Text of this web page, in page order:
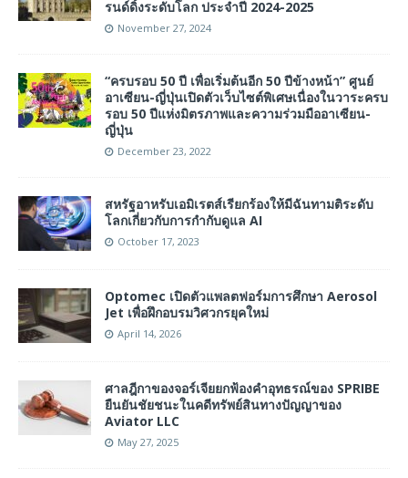
รนด์ดิ้งระดับโลก ประจำปี 2024-2025
November 27, 2024
“ครบรอบ 50 ปี เพื่อเริ่มต้นอีก 50 ปีข้างหน้า” ศูนย์
อาเซียน-ญี่ปุ่นเปิดตัวเว็บไซต์พิเศษเนื่องในวาระครบ
รอบ 50 ปีแห่งมิตรภาพและความร่วมมืออาเซียน-
ญี่ปุ่น
December 23, 2022
สหรัฐอาหรับเอมิเรตส์เรียกร้องให้มีฉันทามติระดับ
โลกเกี่ยวกับการกำกับดูแล AI
October 17, 2023
Optomec เปิดตัวแพลตฟอร์มการศึกษา Aerosol
Jet เพื่อฝึกอบรมวิศวกรยุคใหม่
April 14, 2026
ศาลฎีกาของจอร์เจียยกฟ้องคำอุทธรณ์ของ SPRIBE
ยืนยันชัยชนะในคดีทรัพย์สินทางปัญญาของ
Aviator LLC
May 27, 2025